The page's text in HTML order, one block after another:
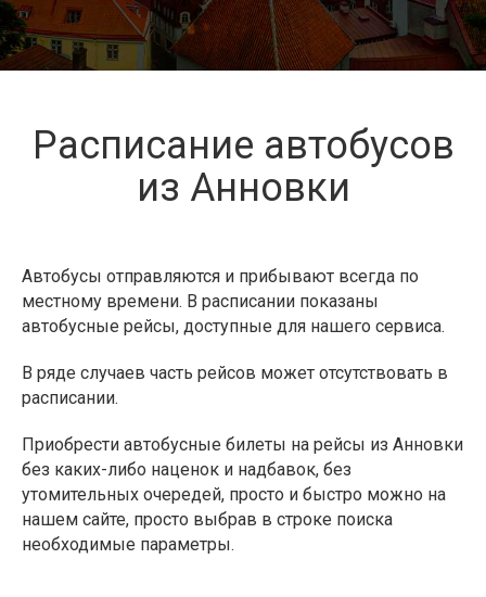
Расписание автобусов
из Анновки
Автобусы отправляются и прибывают всегда по
местному времени. В расписании показаны
автобусные рейсы, доступные для нашего сервиса.
В ряде случаев часть рейсов может отсутствовать в
расписании.
Приобрести автобусные билеты на рейсы из Анновки
без каких-либо наценок и надбавок, без
утомительных очередей, просто и быстро можно на
нашем сайте, просто выбрав в строке поиска
необходимые параметры.